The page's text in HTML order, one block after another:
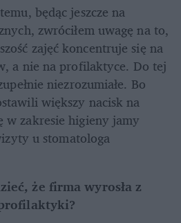
będąc jeszcze na
zwróciłem uwagę na to,
zajęć koncentruje się na
a nie na profilaktyce. Do tej
niezrozumiałe. Bo
większy nacisk na
w zakresie higieny jamy
u stomatologa
że firma wyrosła z